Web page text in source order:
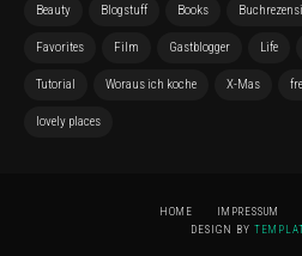
Beauty Blogstuff Books
Favorites Film Gastblogger Life
Tutorial Woraus ich koche X-Mas
lovely places
HOME IMPRESSUM
DESIGN BY